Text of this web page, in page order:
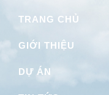
TRANG CHỦ
GIỚI THIỆU
DỰ ÁN